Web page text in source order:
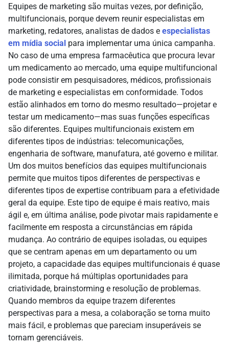
Equipes de marketing são muitas vezes, por definição,
multifuncionais, porque devem reunir especialistas em
marketing, redatores, analistas de dados e especialistas
em mídia social para implementar uma única campanha.
No caso de uma empresa farmacêutica que procura levar
um medicamento ao mercado, uma equipe multifuncional
pode consistir em pesquisadores, médicos, profissionais
de marketing e especialistas em conformidade. Todos
estão alinhados em torno do mesmo resultado—projetar e
testar um medicamento—mas suas funções específicas
são diferentes. Equipes multifuncionais existem em
diferentes tipos de indústrias: telecomunicações,
engenharia de software, manufatura, até governo e militar.
Um dos muitos benefícios das equipes multifuncionais
permite que muitos tipos diferentes de perspectivas e
diferentes tipos de expertise contribuam para a efetividade
geral da equipe. Este tipo de equipe é mais reativo, mais
ágil e, em última análise, pode pivotar mais rapidamente e
facilmente em resposta a circunstâncias em rápida
mudança. Ao contrário de equipes isoladas, ou equipes
que se centram apenas em um departamento ou um
projeto, a capacidade das equipes multifuncionais é quase
ilimitada, porque há múltiplas oportunidades para
criatividade, brainstorming e resolução de problemas.
Quando membros da equipe trazem diferentes
perspectivas para a mesa, a colaboração se torna muito
mais fácil, e problemas que pareciam insuperáveis se
tornam gerenciáveis.